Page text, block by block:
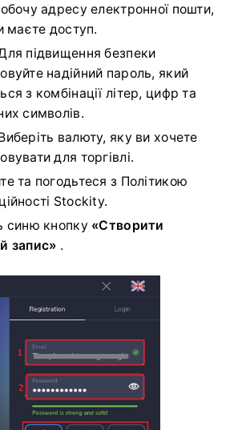
адресу електронної пошти,
маєте доступ.
підвищення безпеки
надійний пароль, який
з комбінації літер, цифр та
символів.
валюту, яку ви хочете
для торгівлі.
та погодьтеся з Політикою
Stockity.
синю кнопку «Створити
запис» .